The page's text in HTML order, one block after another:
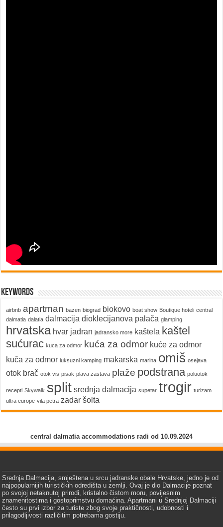
keywords
airbnb apartman bazen biograd biokovo boat show Boutique hoteli central
dalmatia dalatia dalmacija dioklecijanova palača glamping
hrvatska hvar jadran jadransko more kaštela kaštel
sućurac kuca za odmor kuća za odmor kuće za odmor
kuča za odmor luksuzni kamping makarska marina omiš osejava
otok brač otok vis pisak plava zastava plaže podstrana poluotok
recepti Skywalk split srednja dalmacija supetar trogir turizam
ultra europe vila petra zadar šolta
central dalmatia accommodations radi od 10.09.2024
Srednja Dalmacija, smještena u srcu jadranske obale Hrvatske, jedno je od
najpopularnijih turističkih odredišta u zemlji. Ovaj je dio Dalmacije poznat
po svojoj netaknutoj prirodi, kristalno čistom moru, povijesnim
znamenitostima i gostoprimstvu domaćina. Apartmani u Srednjoj Dalmaciji
često su prvi izbor za turiste zbog svoje praktičnosti, udobnosti i
prilagodljivosti različitim potrebama gostiju.